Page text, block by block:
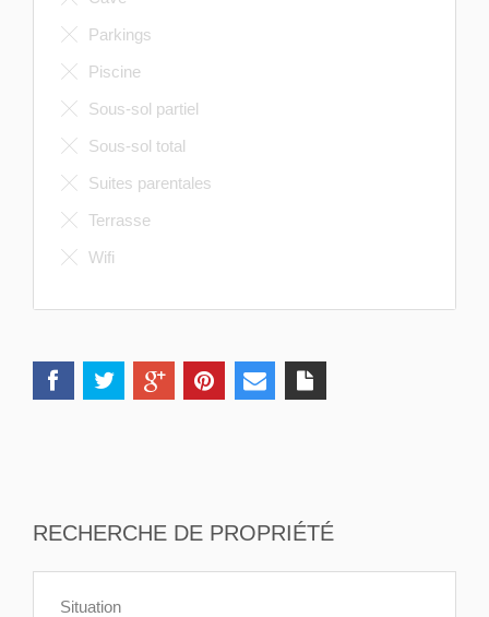
Parkings
Piscine
Sous-sol partiel
Sous-sol total
Suites parentales
Terrasse
Wifi
RECHERCHE DE PROPRIÉTÉ
Situation